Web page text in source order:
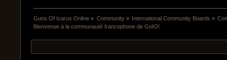
Guns Of Icarus Online » Community» International Community Boards »
Bienvenue à la communauté francophone de GoIO!